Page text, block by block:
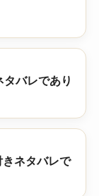
バレであり
ネタバレで